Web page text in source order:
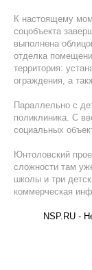
К настоящему
соцобъекта
выполнена
отделка
территория:
ограждения, а
Параллельно с
поликлиника. С
социальных
Юнтоловский
сложности там
школы и три
коммерческая
NSP.RU -